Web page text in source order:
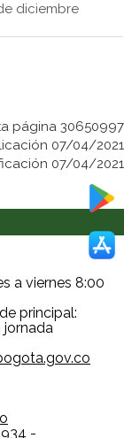
diciembre
página 30650997
07/04/2021
07/04/2021
a viernes 8:00
principal:
jornada
-